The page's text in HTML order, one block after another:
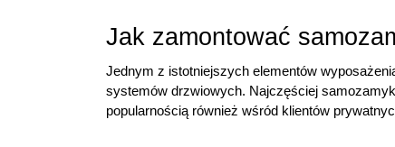
Jak zamontować
Jednym z istotniejszych elementów
systemów drzwiowych. Najczęściej
popularnością również wśród klientów